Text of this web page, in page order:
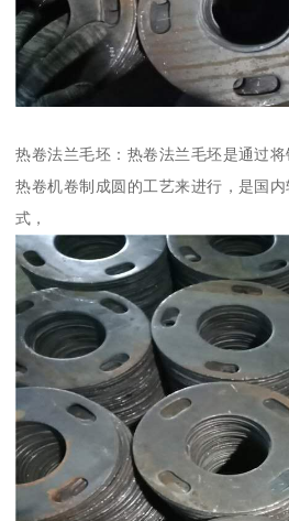
热卷法兰毛坯：热卷法兰毛坯是通过
热卷机卷制成圆的工艺来进行，是国
式，